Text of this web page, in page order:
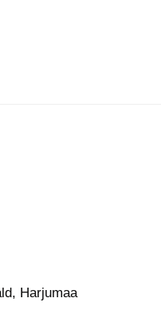
Harjumaa